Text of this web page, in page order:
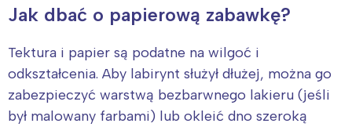
Jak dbać o papierową zabawkę?
Tektura i papier są podatne na wilgoć i
odkształcenia. Aby labirynt służył dłużej, można go
zabezpieczyć warstwą bezbarwnego lakieru (jeśli
był malowany farbami) lub okleić dno szeroką